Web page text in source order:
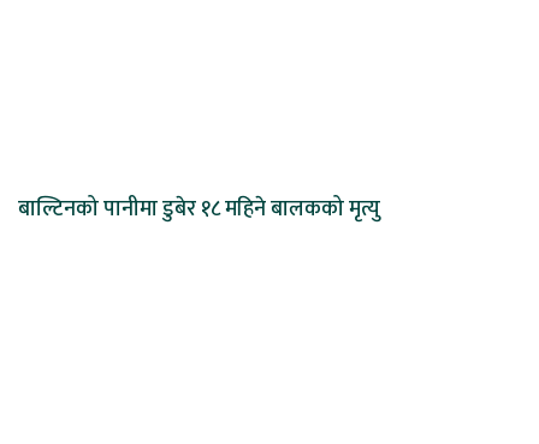
बाल्टिनको पानीमा डुबेर १८ महिने बालकको मृत्यु